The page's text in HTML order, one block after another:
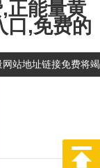
正能量黄
口,免费的
站地址链接免费将